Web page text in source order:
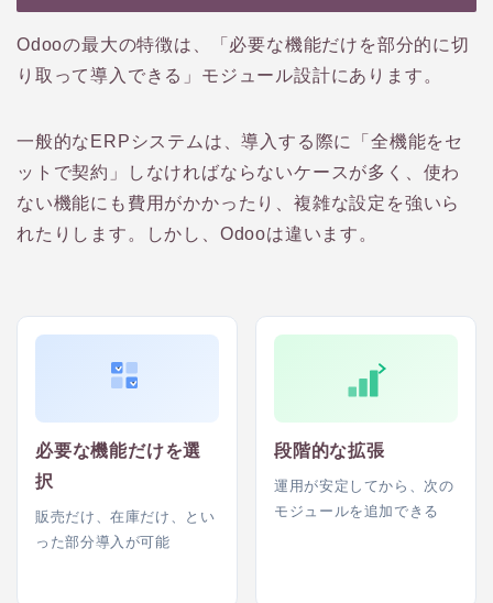
Odooの最大の特徴は、「必要な機能だけを部分的に切
り取って導入できる」モジュール設計にあります。
一般的なERPシステムは、導入する際に「全機能をセ
ットで契約」しなければならないケースが多く、使わ
ない機能にも費用がかかったり、複雑な設定を強いら
れたりします。しかし、Odooは違います。
必要な機能だけを選
択
販売だけ、在庫だけ、とい
った部分導入が可能
段階的な拡張
運用が安定してから、次の
モジュールを追加できる